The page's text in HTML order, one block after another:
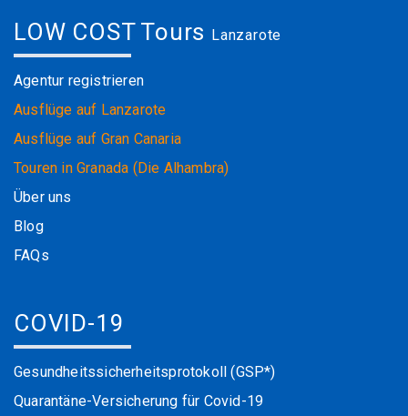
LOW COST Tours Lanzarote
Agentur registrieren
Ausflüge auf Lanzarote
Ausflüge auf Gran Canaria
Touren in Granada (Die Alhambra)
Über uns
Blog
FAQs
COVID-19
Gesundheitssicherheitsprotokoll (GSP*)
Quarantäne-Versicherung für Covid-19